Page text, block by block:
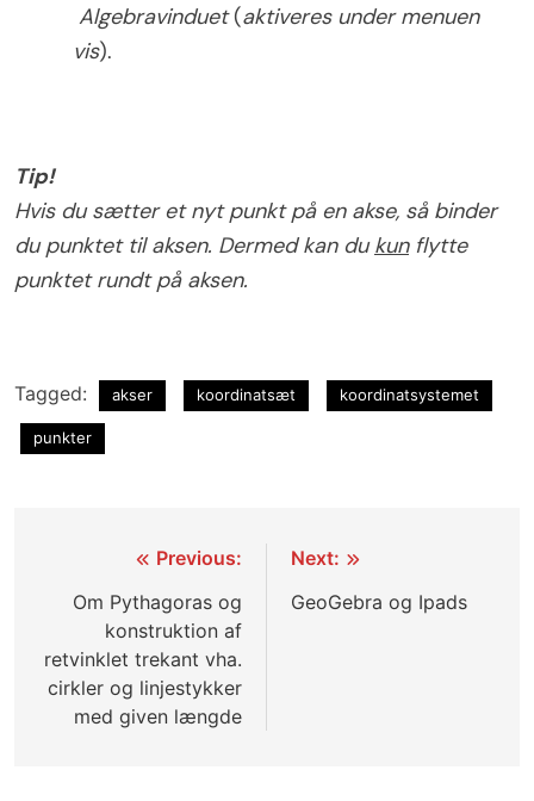
Algebravinduet(aktiveres under menuen
vis).
Tip!
Hvis du sætter et nyt punkt på en akse, så binder
du punktet til aksen. Dermed kan dukunflytte
punktet rundt på aksen.
Tagged: akser koordinatsæt koordinatsystemet
punkter
Indlægsnavigation
Previous:
Om Pythagoras og
konstruktion af
retvinklet trekant vha.
cirkler og linjestykker
med given længde
Next:
GeoGebra og Ipads